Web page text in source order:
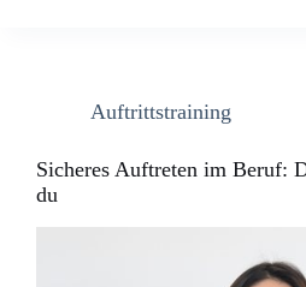
Auftrittstraining
Sicheres Auftreten im Beruf:
du